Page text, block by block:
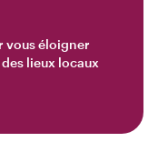
vous éloigner
lieux locaux